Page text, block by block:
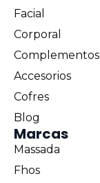
Facial
Corporal
Complementos
Accesorios
Cofres
Blog
Marcas
Massada
Fhos